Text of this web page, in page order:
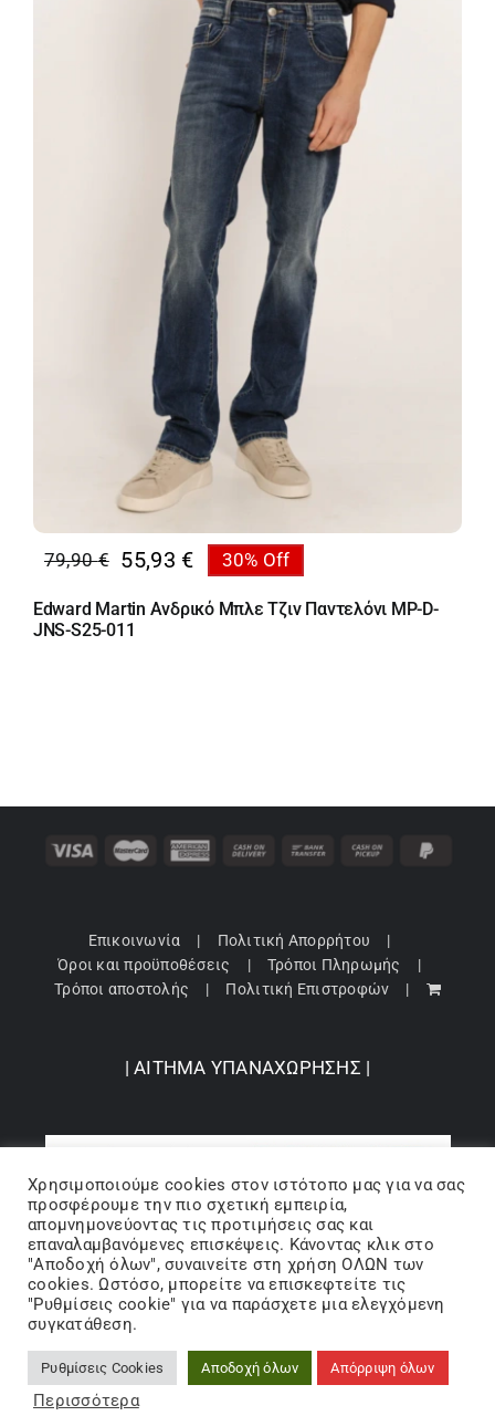
79,90€
Original
price
was:
55,93 €
Η
τρέχουσα
τιμή
30% Off
Edward Martin Ανδρικό Μπλε Τζιν Παντελόνι MP-D-
JNS-S25-011
Επικοινωνία
Πολιτική Απορρήτου
Όροι και προϋποθέσεις
Τρόποι Πληρωμής
Τρόποι αποστολής
Πολιτική Επιστροφών
| ΑΙΤΗΜΑ ΥΠΑΝΑΧΩΡΗΣΗΣ |
Copyright 2024 © Barbopoulos store - All Rights Reserved |
Χρησιμοποιούμε cookies στον ιστότοπo μας για να σας
προσφέρουμε την πιο σχετική εμπειρία,
απομνημονεύοντας τις προτιμήσεις σας και
επαναλαμβανόμενες επισκέψεις. Κάνοντας κλικ στο
"Αποδοχή όλων", συναινείτε στη χρήση ΟΛΩΝ των
cookies. Ωστόσο, μπορείτε να επισκεφτείτε τις
"Ρυθμίσεις cookie" για να παράσχετε μια ελεγχόμενη
συγκατάθεση.
Ρυθμίσεις Cookies Αποδοχή όλων Απόρριψη όλων
Περισσότερα